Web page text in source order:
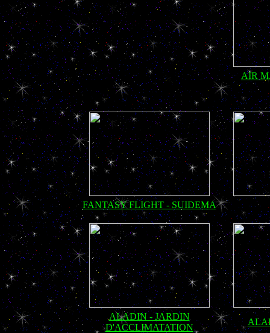
AIR
FANTASY FLIGHT - SUIDEMA
ALADIN - JARDIN
D'ACCLIMATATION